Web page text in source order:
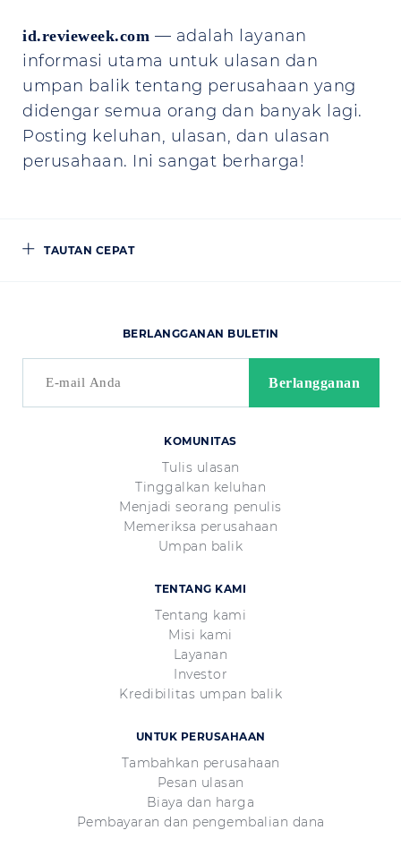
id.revieweek.com — adalah layanan
informasi utama untuk ulasan dan
umpan balik tentang perusahaan yang
didengar semua orang dan banyak lagi.
Posting keluhan, ulasan, dan ulasan
perusahaan. Ini sangat berharga!
TAUTAN CEPAT
KOMUNITAS
Tulis ulasan
Tinggalkan keluhan
Menjadi seorang penulis
Memeriksa perusahaan
Umpan balik
TENTANG KAMI
Tentang kami
Misi kami
Layanan
Investor
Kredibilitas umpan balik
UNTUK PERUSAHAAN
Tambahkan perusahaan
Pesan ulasan
Biaya dan harga
Pembayaran dan pengembalian dana
BERLANGGANAN BULETIN